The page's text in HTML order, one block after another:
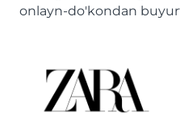
onlayn-do'kondan